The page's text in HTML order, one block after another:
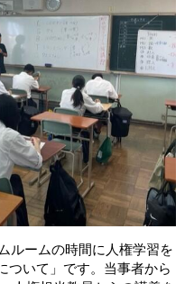
ルームの時間に人権学習を
ついて」です。当事者から